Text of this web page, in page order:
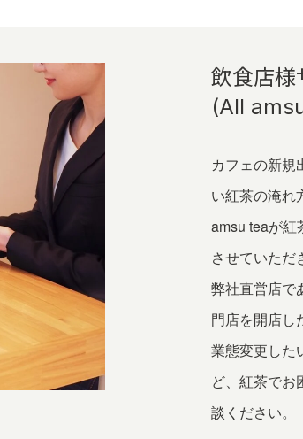
飲食店様
(All
カフェの新規
い紅茶の淹れ
amsu teaが紅
させていただ
弊社直営店で
門店を開店し
業態変更した
ど、紅茶でお
談ください。